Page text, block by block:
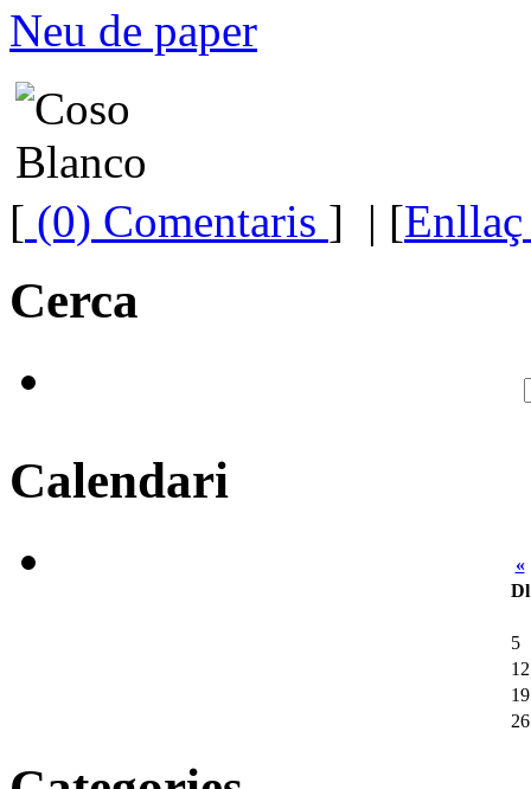
Neu de paper
[ (0) Comentaris ] | [Enllaç
Cerca
Calendari
«
Dl
5
12
19
26